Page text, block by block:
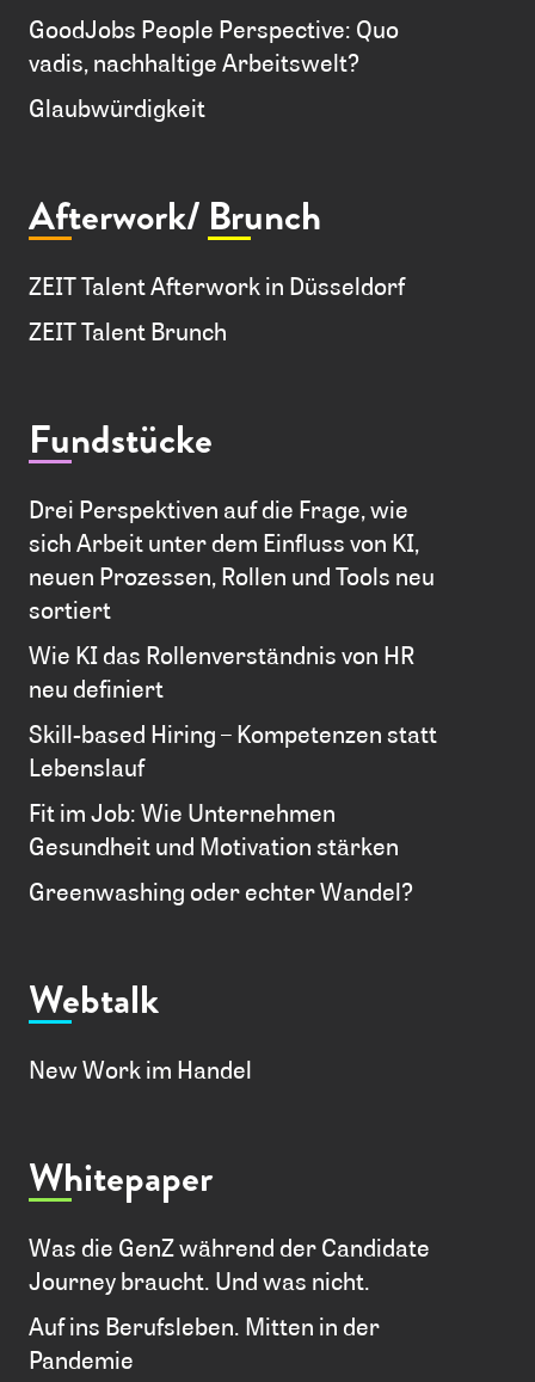
GoodJobs People Perspective: Quo
vadis, nachhaltige Arbeitswelt?
Glaubwürdigkeit
Afterwork/ Brunch
ZEIT Talent Afterwork in Düsseldorf
ZEIT Talent Brunch
Fundstücke
Drei Perspektiven auf die Frage, wie
sich Arbeit unter dem Einfluss von KI,
neuen Prozessen, Rollen und Tools neu
sortiert
Wie KI das Rollenverständnis von HR
neu definiert
Skill-based Hiring – Kompetenzen statt
Lebenslauf
Fit im Job: Wie Unternehmen
Gesundheit und Motivation stärken
Greenwashing oder echter Wandel?
Webtalk
New Work im Handel
Whitepaper
Was die GenZ während der Candidate
Journey braucht. Und was nicht.
Auf ins Berufsleben. Mitten in der
Pandemie